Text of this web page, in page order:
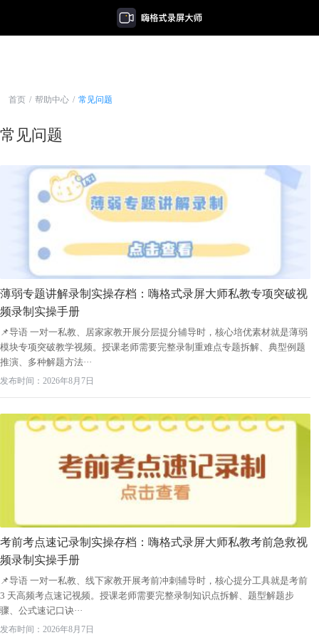
首页 / 帮助中心 / 常见问题
常见问题
薄弱专题讲解录制实操存档：嗨格式录屏大师私教专项突破视
频录制实操手册
📌导语 一对一私教、居家家教开展分层提分辅导时，核心培优素材就是薄弱
模块专项突破教学视频。授课老师需要完整录制重难点专题拆解、典型例题
推演、多种解题方法···
发布时间：2026年8月7日
考前考点速记录制实操存档：嗨格式录屏大师私教考前急救视
频录制实操手册
📌导语 一对一私教、线下家教开展考前冲刺辅导时，核心提分工具就是考前
3 天高频考点速记视频。授课老师需要完整录制知识点拆解、题型解题步
骤、公式速记口诀···
发布时间：2026年8月7日